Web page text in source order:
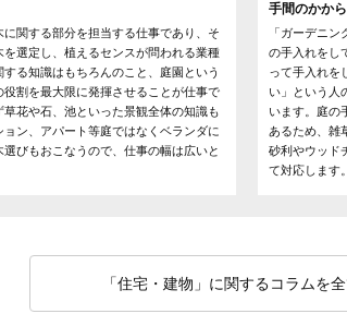
関する部分を担当する仕事であり、そ
選定し、植えるセンスが問われる業種
る知識はもちろんのこと、庭園という
役割を最大限に発揮させることが仕事で
花や石、池といった景観全体の知識も
ン、アパート等庭ではなくベランダに
びもおこなうので、仕事の幅は広いと
手間のかか
「ガーデニ
の手入れをし
って手入れを
い」という人
います。庭の
あるため、雑
砂利やウッド
て対応します。
「住宅・建物」に関するコラムを